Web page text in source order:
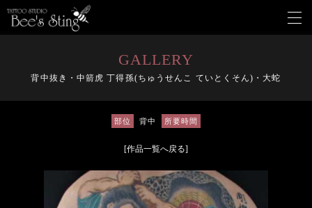
メ
ニ
GALLERY
背中抜き・中箭虎 丁得孫(ちゅうせんこ ていとくそん)・大蛇
部位 背中 所要時間